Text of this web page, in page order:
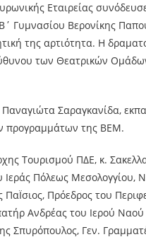
Εταιρείας
Γυμνασίου Βερονίκης
της αρτιότητα. Η
των Θεατρικών
Σαραγκανίδα,
προγραμμάτων της ΒΕΜ.
Τουρισμού ΠΔΕ, κ.
Πόλεως Μεσολογγίου,
Πρόεδρος του
Ανδρέας του Ιερού
Σπυρόπουλος, Γεν.